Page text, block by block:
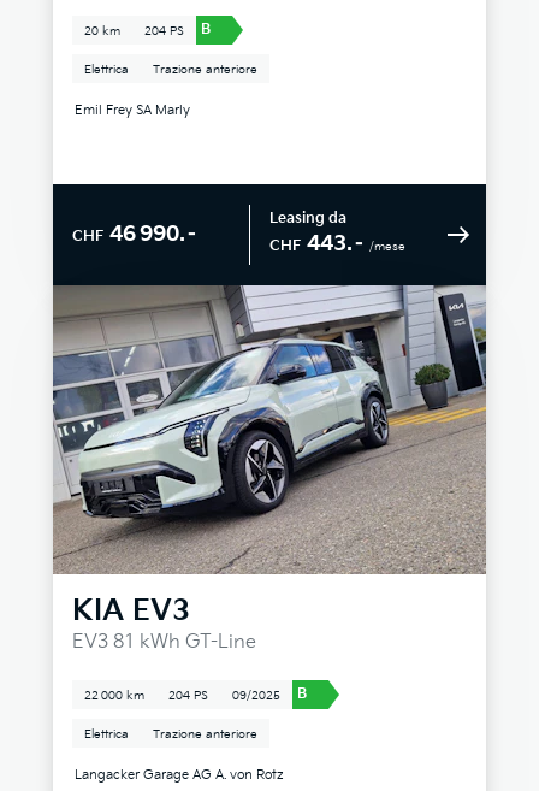
20 km 204 PS B
Elettrica Trazione anteriore
Emil Frey SA Marly
CHF 46 990.–
Leasing da
CHF 443.– /mese
KIA EV3
EV3 81 kWh GT-Line
22 000 km 204 PS 09/2025 B
Elettrica Trazione anteriore
Langacker Garage AG A. von Rotz